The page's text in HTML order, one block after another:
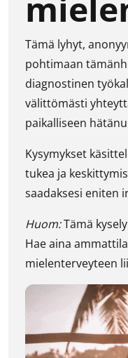
Tämä lyhyt,
pohtimaan
diagnostinen
välittömästi
paikalliseen
Kysymykset
tukea ja
saadaksesi eniten
Huom:Tämä
Hae aina
mielenterveyteen